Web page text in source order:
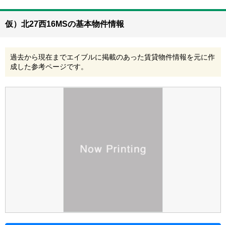
仮）北27西16MSの基本物件情報
過去から現在までエイブルに掲載のあった賃貸物件情報を元に作
成した参考ページです。